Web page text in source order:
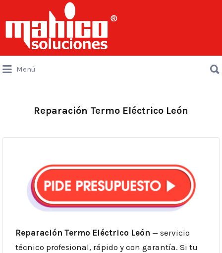
por:
Menú
por:
Reparación Termo Eléctrico León
Reparación Termo Eléctrico León — servicio
técnico profesional, rápido y con garantía. Si tu